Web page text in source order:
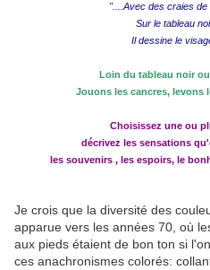
"....Avec des craies
Sur le tableau
Il dessine le
Loin du tableau noir
Jouons les cancres, levons
Choisissez une ou
décrivez les sensations
les souvenirs , les espoirs, le
Je crois que la diversité des
apparue vers les années 70, où
aux pieds étaient de bon ton si
ces anachronismes colorés: